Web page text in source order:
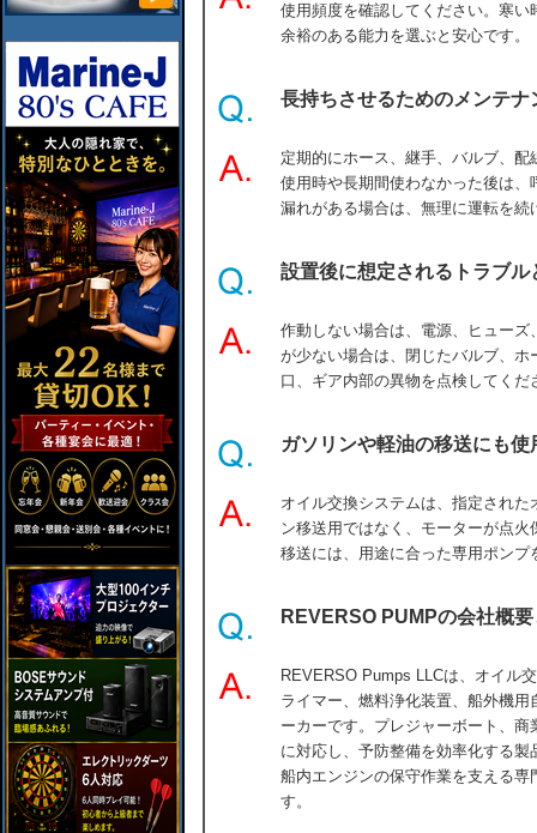
使用頻度を確認してください。寒
余裕のある能力を選ぶと安心です。
長持ちさせるためのメンテナ
定期的にホース、継手、バルブ、
使用時や長期間使わなかった後は
漏れがある場合は、無理に運転を続
設置後に想定されるトラブル
作動しない場合は、電源、ヒュー
が少ない場合は、閉じたバルブ、
口、ギア内部の異物を点検してくだ
ガソリンや軽油の移送にも使
オイル交換システムは、指定され
ン移送用ではなく、モーターが点
移送には、用途に合った専用ポンプ
REVERSO PUMPの会社概
REVERSO Pumps LLCは、オイル
ライマー、燃料浄化装置、船外機
ーカーです。プレジャーボート、
に対応し、予防整備を効率化する
船内エンジンの保守作業を支える
す。